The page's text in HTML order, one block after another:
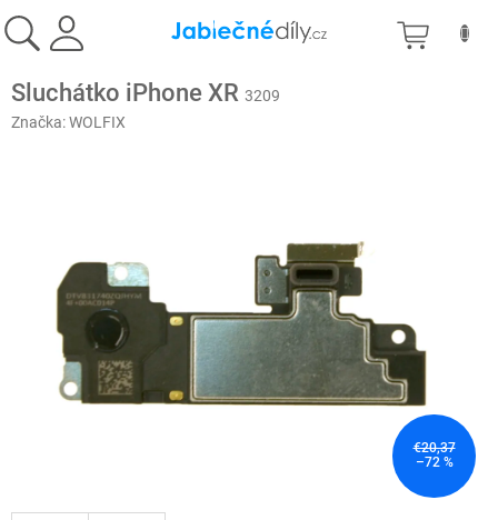
na
obsah
Sluchátko iPhone XR 3209
Značka:WOLFIX
€20,37
–72 %